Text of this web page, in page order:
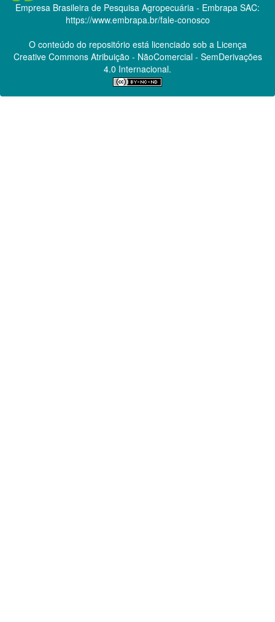
Empresa Brasileira de Pesquisa Agropecuária - Embrapa SAC:
https://www.embrapa.br/fale-conosco
O conteúdo do repositório está licenciado sob a Licença
Creative CommonsAtribuição - NãoComercial - SemDerivações
4.0 Internacional.